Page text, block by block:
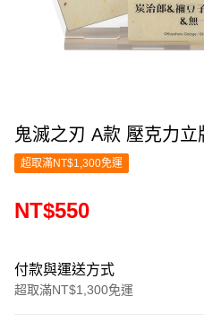
鬼滅之刃 A款
超取滿NT$1,300免運
NT$550
付款與運送方式
超取滿NT$1,300免運